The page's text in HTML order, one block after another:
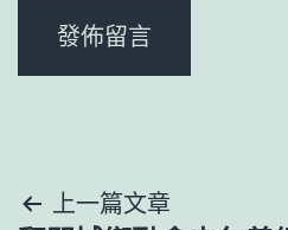
文上一篇文章